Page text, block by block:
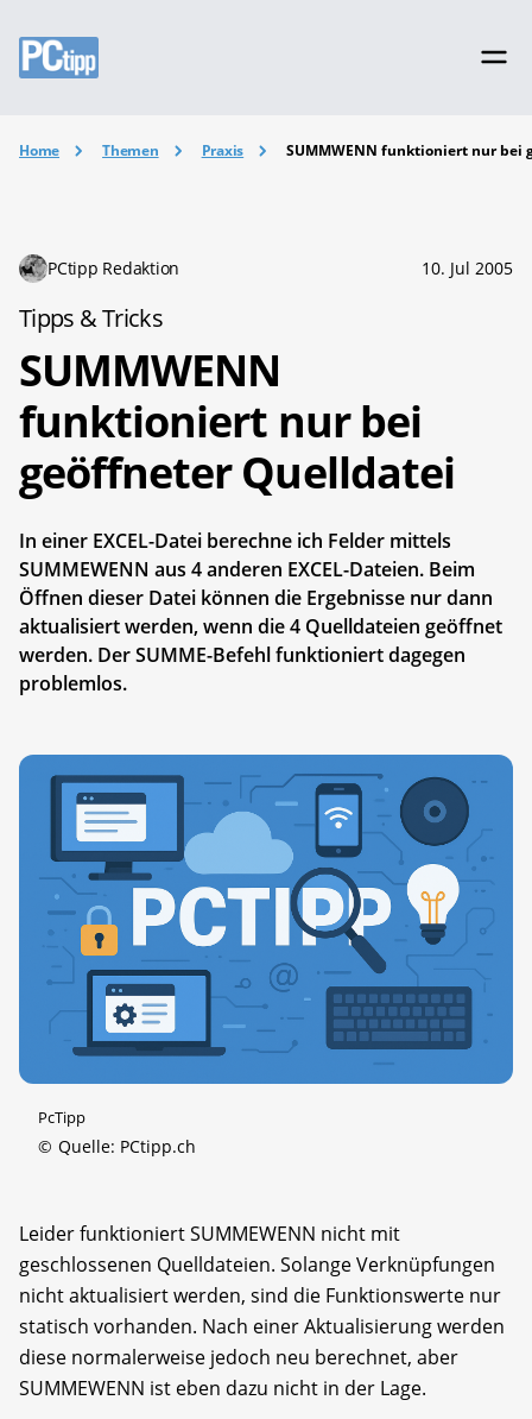
Home Themen Praxis SUMMWENN funktioniert nur bei
PCtipp Redaktion 10. Jul 2005
Tipps & Tricks
SUMMWENN
funktioniert nur bei
geöffneter Quelldatei
In einer EXCEL-Datei berechne ich Felder mittels
SUMMEWENN aus 4 anderen EXCEL-Dateien. Beim
Öffnen dieser Datei können die Ergebnisse nur dann
aktualisiert werden, wenn die 4 Quelldateien geöffnet
werden. Der SUMME-Befehl funktioniert dagegen
problemlos.
PcTipp
© Quelle: PCtipp.ch
Leider funktioniert SUMMEWENN nicht mit
geschlossenen Quelldateien. Solange Verknüpfungen
nicht aktualisiert werden, sind die Funktionswerte nur
statisch vorhanden. Nach einer Aktualisierung werden
diese normalerweise jedoch neu berechnet, aber
SUMMEWENN ist eben dazu nicht in der Lage.